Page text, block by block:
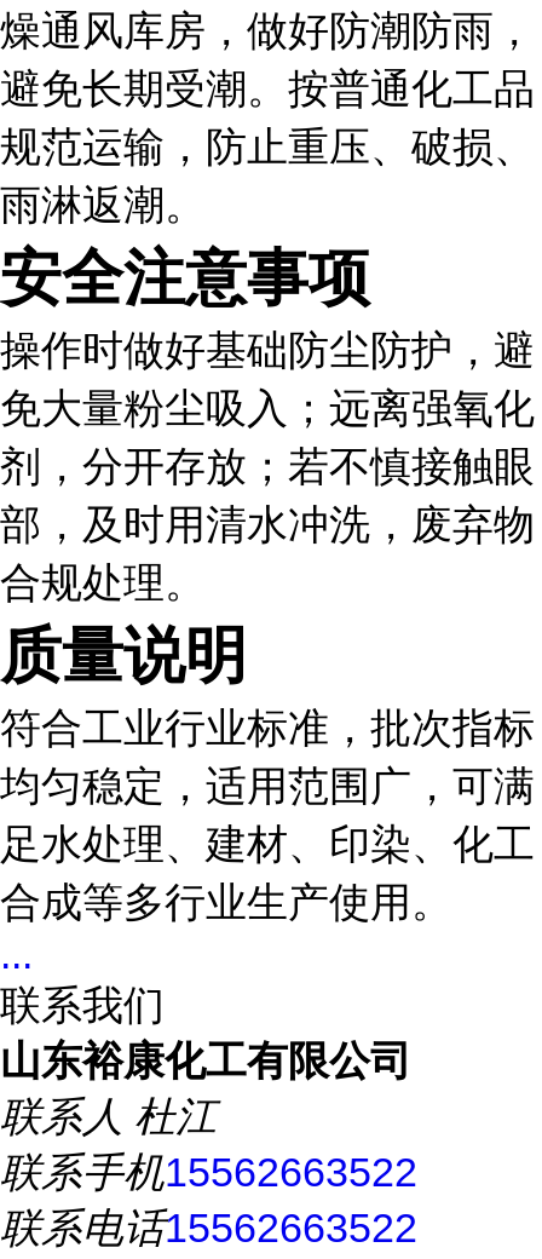
燥通风库房，做好防潮防雨，
避免长期受潮。按普通化工品
规范运输，防止重压、破损、
雨淋返潮。
安全注意事项
操作时做好基础防尘防护，避
免大量粉尘吸入；远离强氧化
剂，分开存放；若不慎接触眼
部，及时用清水冲洗，废弃物
合规处理。
质量说明
符合工业行业标准，批次指标
均匀稳定，适用范围广，可满
足水处理、建材、印染、化工
合成等多行业生产使用。
...
联系我们
山东裕康化工有限公司
联系人 杜江
联系手机15562663522
联系电话15562663522